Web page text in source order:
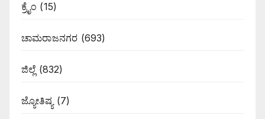
ಕ್ರೈಂ (15)
ಚಾಮರಾಜನಗರ (693)
ಜಿಲ್ಲೆ (832)
ಜ್ಯೋತಿಷ್ಯ(7)